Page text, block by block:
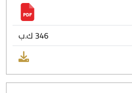
346 ك.ب